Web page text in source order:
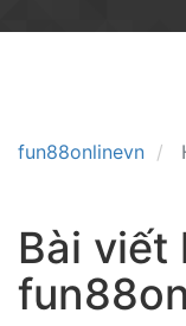
fun88onlinevn
Bài viết